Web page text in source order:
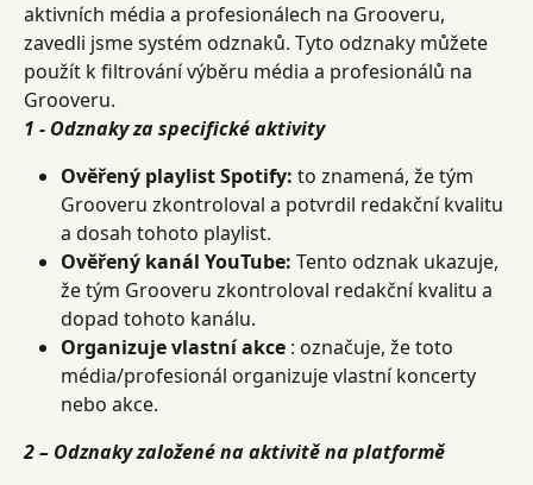
aktivních média a profesionálech na Grooveru,
zavedli jsme systém odznaků. Tyto odznaky můžete
použít k filtrování výběru média a profesionálů na
Grooveru.
1 - Odznaky za specifické aktivity
Ověřený playlist Spotify: to znamená, že tým
Grooveru zkontroloval a potvrdil redakční kvalitu
a dosah tohoto playlist.
Ověřený kanál YouTube: Tento odznak ukazuje,
že tým Grooveru zkontroloval redakční kvalitu a
dopad tohoto kanálu.
Organizuje vlastní akce : označuje, že toto
média/profesionál organizuje vlastní koncerty
nebo akce.
2 – Odznaky založené na aktivitě na platformě